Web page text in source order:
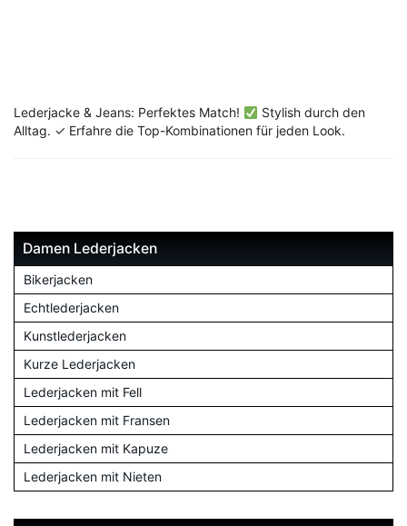
Lederjacke & Jeans: Perfektes Match!
Stylish durch den
Alltag. ✓ Erfahre die Top-Kombinationen für jeden Look.
Damen Lederjacken
Bikerjacken
Echtlederjacken
Kunstlederjacken
Kurze Lederjacken
Lederjacken mit Fell
Lederjacken mit Fransen
Lederjacken mit Kapuze
Lederjacken mit Nieten